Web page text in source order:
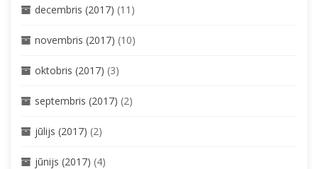
decembris (2017) (11)
novembris (2017) (10)
oktobris (2017) (3)
septembris (2017) (2)
jūlijs (2017) (2)
jūnijs (2017) (4)